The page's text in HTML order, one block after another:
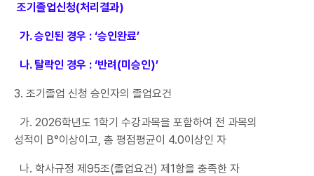
조기졸업신청(처리결과)
가. 승인된 경우 : ‘승인완료’
나. 탈락인 경우 : ‘반려(미승인)’
3. 조기졸업 신청 승인자의 졸업요건
가. 2026학년도 1학기 수강과목을 포함하여 전 과목의
성적이 B°이상이고, 총 평점평균이 4.0이상인 자
나. 학사규정 제95조(졸업요건) 제1항을 충족한 자